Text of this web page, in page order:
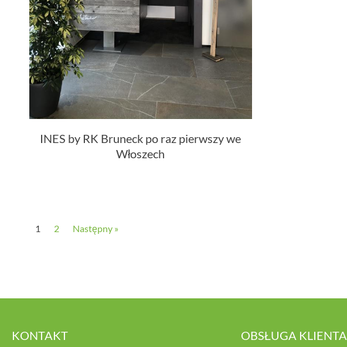
INES by RK Bruneck po raz pierwszy we
Włoszech
1 2 Następny »
KONTAKT OBSŁUGA KLIENTA